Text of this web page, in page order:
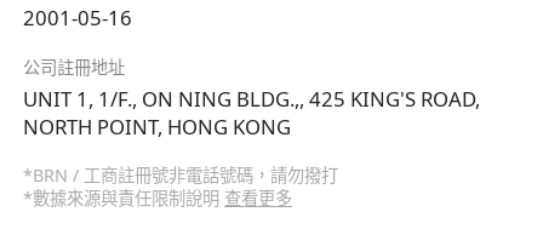
2001-05-16
公司註冊地址
UNIT 1, 1/F., ON NING BLDG.,, 425 KING'S ROAD,
NORTH POINT, HONG KONG
*BRN / 工商註冊號非電話號碼，請勿撥打
*數據來源與責任限制說明 查看更多